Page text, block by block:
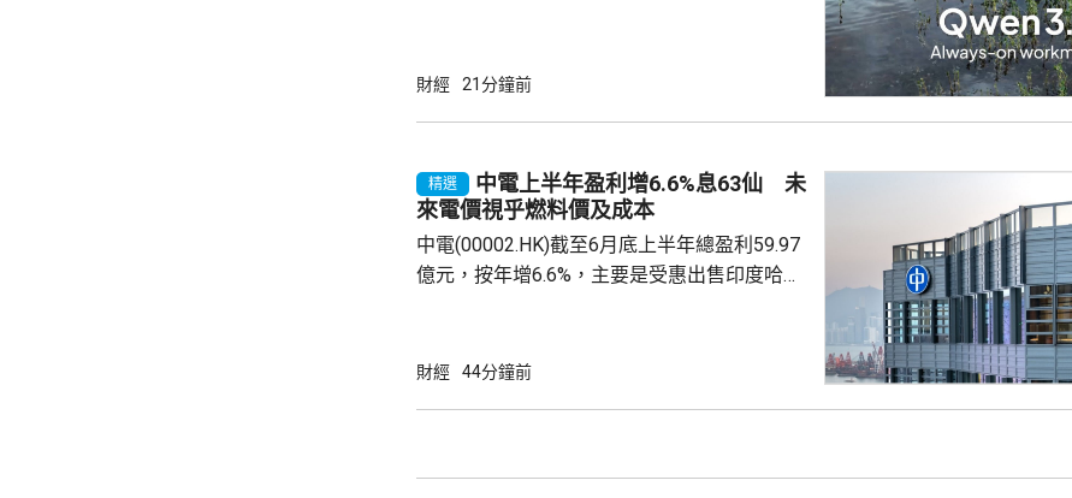
Agentic智能體能力代表AI調用工具，解決更複
前中國模型最好的成績是Kimi K3 ...
財經 21分鐘前
精選
中電上半年盈利增6.6%息63仙 未
來電價視乎燃料價及成本
中電(00002.HK)截至6月底上半年總盈利59.97
億元，按年增6.6%，主要是受惠出售印度哈格
電今年是成立125周年，首席執行官蔣東強表
香港經濟增長轉強，帶動各行業的...
財經 44分鐘前